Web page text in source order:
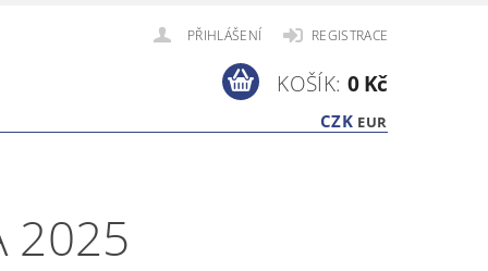
PŘIHLÁŠENÍ REGISTRACE
CZK EUR
KOŠÍK: 0 Kč
2025